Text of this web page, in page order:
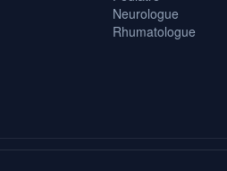
Neurologue
Rhumatologue